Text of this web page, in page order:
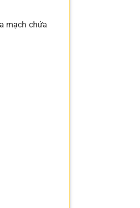
mạch chứa